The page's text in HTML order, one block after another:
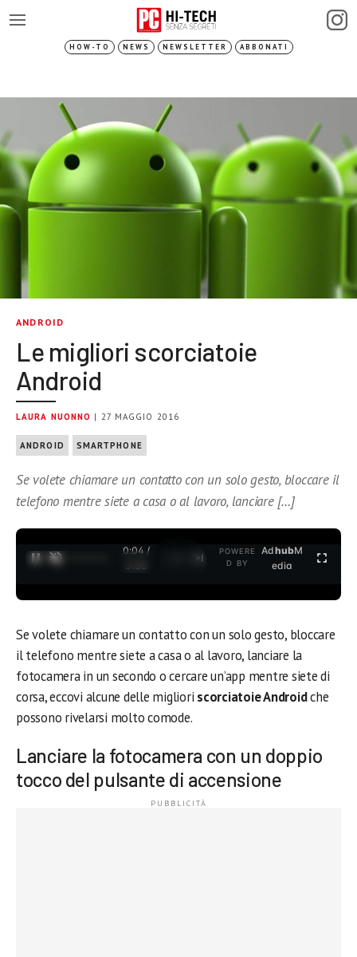
HOW-TO NEWS NEWSLETTER ABBONATI
ANDROID
Le migliori scorciatoie
Android
LAURA NUONNO | 27 MAGGIO 2016
ANDROID SMARTPHONE
Se volete chiamare un contatto con un solo gesto, bloccare il
telefono mentre siete a casa o al lavoro, lanciare […]
0:04 /
3:35
POWERE
D BY
AdhubM
edia
Se volete chiamare un contatto con un solo gesto, bloccare
il telefono mentre siete a casa o al lavoro, lanciare la
fotocamera in un secondo o cercare un’app mentre siete di
corsa, eccovi alcune delle migliori scorciatoie Androidche
possono rivelarsi molto comode.
Lanciare la fotocamera con un doppio
tocco del pulsante di accensione